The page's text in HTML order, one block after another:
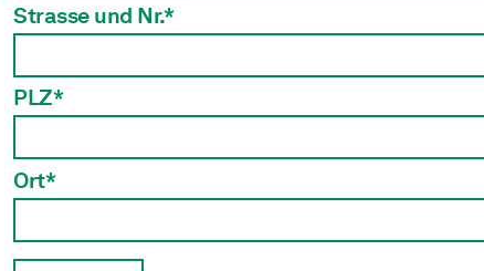
Strasse und Nr.*
PLZ*
Ort*